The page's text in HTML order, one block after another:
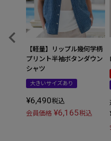
【軽量】リップル幾何学柄
プリント半袖ボタンダウン
シャツ
大きいサイズあり
¥6,490税込
会員価格 ¥6,165税込